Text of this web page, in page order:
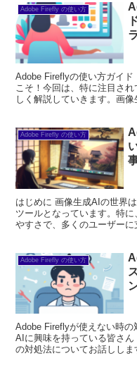
Adobe Firefly の使い方
Adobe Fireflyの使い方ガイ
こそ！今回は、特に注目さ
しく解説していきます。画
Adobe Firefly の使い方
はじめに 画像生成AIの世界
ツールとなっています。特
やすさで、多くのユーザーに
Adobe Firefly の使い方
Adobe Fireflyが使えない時
AIに興味を持っている皆さ
の対処法についてお話しし